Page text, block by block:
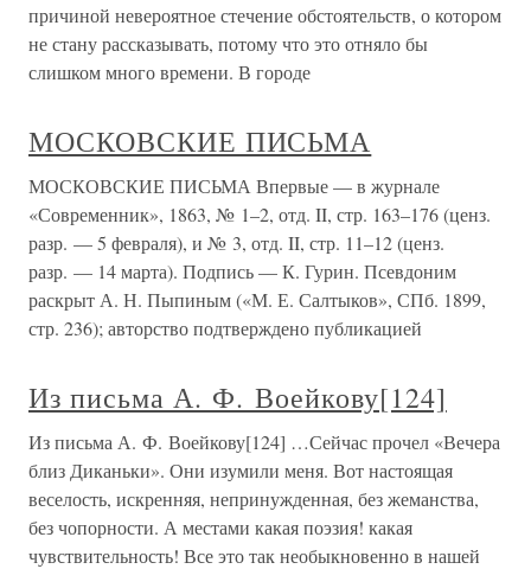
причиной невероятное стечение обстоятельств, о котором
не стану рассказывать, потому что это отняло бы
слишком много времени. В городе
МОСКОВСКИЕ ПИСЬМА
МОСКОВСКИЕ ПИСЬМА Впервые — в журнале
«Современник», 1863, № 1–2, отд. II, стр. 163–176 (ценз.
разр. — 5 февраля), и № 3, отд. II, стр. 11–12 (ценз.
разр. — 14 марта). Подпись — К. Гурин. Псевдоним
раскрыт А. Н. Пыпиным («М. Е. Салтыков», СПб. 1899,
стр. 236); авторство подтверждено публикацией
Из письма А. Ф. Воейкову[124]
Из письма А. Ф. Воейкову[124] …Сейчас прочел «Вечера
близ Диканьки». Они изумили меня. Вот настоящая
веселость, искренняя, непринужденная, без жеманства,
без чопорности. А местами какая поэзия! какая
чувствительность! Все это так необыкновенно в нашей